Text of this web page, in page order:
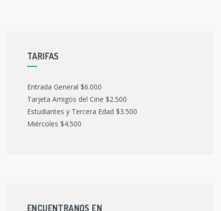
TARIFAS
Entrada General $6.000
Tarjeta Amigos del Cine $2.500
Estudiantes y Tercera Edad $3.500
Miércoles $4.500
ENCUENTRANOS EN